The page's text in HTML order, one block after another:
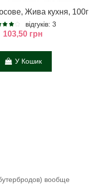
Жива кухня, 100г
відгуків: 3
103,50 грн
У Кошик
вообще